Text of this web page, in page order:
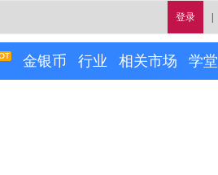
登录
金银币 行业 相关市场 学堂